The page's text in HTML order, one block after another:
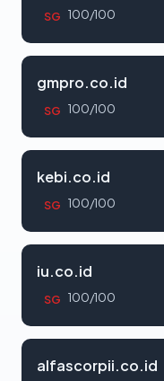
SG 100/100
gmpro.co.id
SG 100/100
kebi.co.id
SG 100/100
iu.co.id
SG 100/100
alfascorpii.co.id